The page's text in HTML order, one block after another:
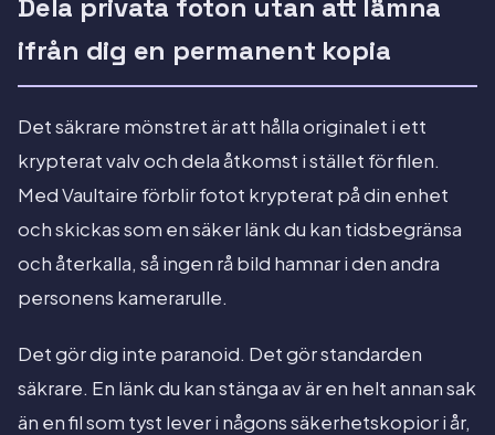
Dela privata foton utan att lämna
ifrån dig en permanent kopia
Det säkrare mönstret är att hålla originalet i ett
krypterat valv och dela åtkomst i stället för filen.
Med Vaultaire förblir fotot krypterat på din enhet
och skickas som en säker länk du kan tidsbegränsa
och återkalla, så ingen rå bild hamnar i den andra
personens kamerarulle.
Det gör dig inte paranoid. Det gör standarden
säkrare. En länk du kan stänga av är en helt annan sak
än en fil som tyst lever i någons säkerhetskopior i år,